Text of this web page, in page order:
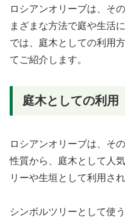
ロシアンオリーブは、そ
まざまな方法で庭や生活
では、庭木としての利用
てご紹介します。
庭木としての利用
ロシアンオリーブは、そ
性質から、庭木として人
リーや生垣として利用さ
シンボルツリーとして使